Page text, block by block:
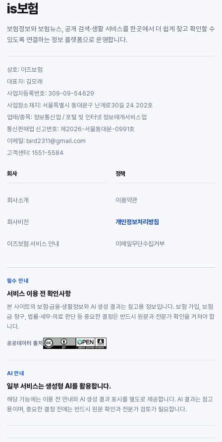
is보험
보험정보와 보험뉴스, 공개 검색·생활 서비스를 한곳에서 더 쉽게 찾고 확인할 수
있도록 연결하는 정보 플랫폼으로 운영합니다.
상호: 이즈보험
대표자: 김모래
사업자등록번호: 309-09-54629
사업장소재지: 서울특별시 동대문구 난계로30길 24 202호
업태/종목: 정보통신업 / 포털 및 인터넷 정보매개서비스업
통신판매업 신고번호: 제2026-서울동대문-0991호
이메일: bird2311@gmail.com
고객센터: 1551-5584
회사
회사소개
회사비전
이즈보험 서비스 안내
정책
이용약관
개인정보처리방침
이메일무단수집거부
필수 안내
서비스 이용 전 확인사항
본 사이트의 보험·금융·생활정보와 AI 생성 결과는 참고용 정보입니다. 보험 가입, 보험
금 청구, 법률·세무·의료 판단 등 중요한 결정은 반드시 원문과 전문가 확인을 거쳐야 합
니다.
공공데이터 출처
AI 안내
일부 서비스는 생성형 AI를 활용합니다.
해당 기능에는 이용 전 안내와 AI 생성 결과 표시를 별도로 제공합니다. AI 결과는 참고
용이며, 중요한 결정 전에는 반드시 원문 확인과 전문가 검토가 필요합니다.